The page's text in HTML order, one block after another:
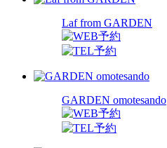
Laf from GARDEN
GARDEN omotesando